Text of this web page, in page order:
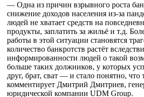
— Одна из причин взрывного роста
снижение доходов населения из-за
людей не хватает средств на
продукты, заплатить за жильё и т.д.
работы в этой ситуации становятся
количество банкротств растёт
информированности людей о такой
больше таких должников, у которых
друг, брат, сват — и стало понятно,
комментирует Дмитрий Дмитриев,
юридической компании UDM Group.